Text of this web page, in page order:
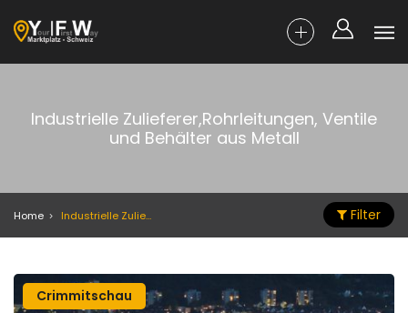
Industrielle Zulieferer,Rohrleitungen, Ventile
und Behälter aus Metall
Home Industrielle Zulieferer,Rohrleitungen, Ventile und Behälter aus Metall Filter
Crimmitschau